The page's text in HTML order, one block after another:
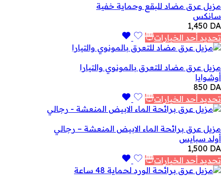
مزيل عرق مضاد للبقع وحماية خفية
سانكس
1,450 DA
تحديد أحد الخيارات
مزيل عرق مضاد للتعرق بالمونوي والتيارا
أوشوايا
850 DA
تحديد أحد الخيارات
مزيل عرق برائحة الماء الابيض المنعشة – رجالي
أولد سبايس
1,500 DA
تحديد أحد الخيارات